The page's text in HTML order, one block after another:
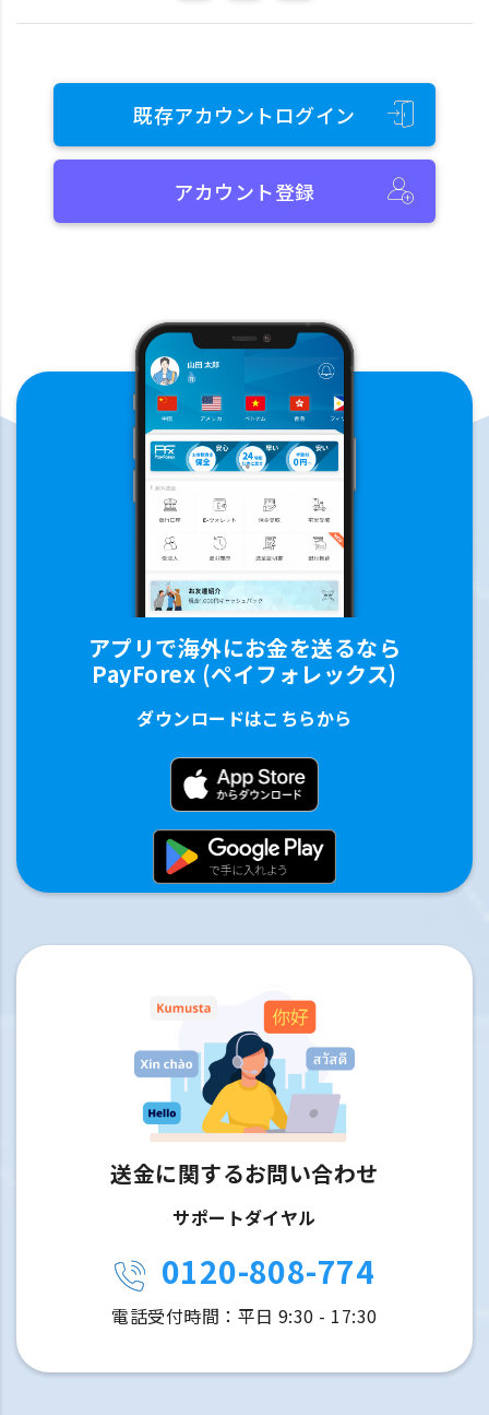
既存アカウントログイン
アカウント登録
アプリで海外にお金を送るなら
PayForex (ペイフォレックス)
ダウンロードはこちらから
送金に関するお問い合わせ
サポートダイヤル
0120-808-774
電話受付時間：平日 9:30 - 17:30